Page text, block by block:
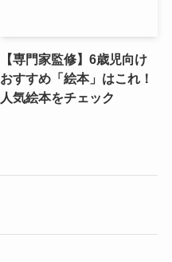
【専門家監修】6歳児向け
おすすめ「絵本」はこれ！
人気絵本をチェック